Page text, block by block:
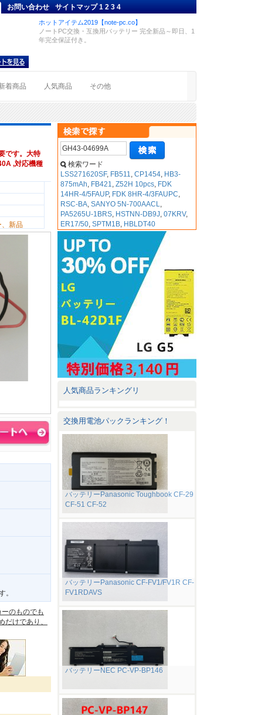
お問い合わせ サイトマップ 1234
ホットアイテム2019【note-pc.co】
ノートPC交換・互換用バッテリー 完全新品～即日、1
年完全保証付き。
着商品 人気商品 その他
です。大特
,対応機種
、新品
。
のものでも
けであり、
検索ワード
LSS271620SF, FB511,CP1454, HB3-
875mAh, FB421,Z52H 10pcs, FDK
14HR-4/5FAUP, FDK 8HR-4/3FAUPC,
RSC-BA,SANYO 5N-700AACL,
PA5265U-1BRS, HSTNN-DB9J,07KRV,
ER17/50,SPTM1B, HBLDT40
人気商品ランキングリ
交換用電池パックランキング！
バッテリーPanasonic Toughbook CF-29
CF-51 CF-52
バッテリーPanasonic CF-FV1/FV1R CF-
FV1RDAVS
バッテリーNEC PC-VP-BP146